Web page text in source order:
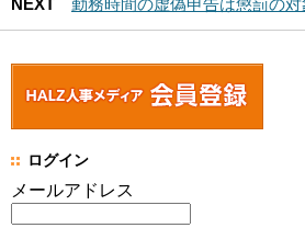
ログイン
メールアドレス